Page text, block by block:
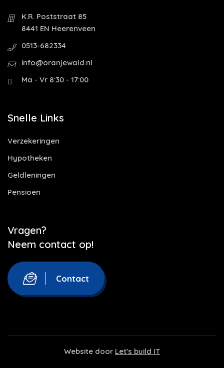
K.R. Poststraat 85
8441 EN Heerenveen
0513-682334
info@oranjewald.nl
Ma - Vr 8:30 - 17:00
Snelle Links
Verzekeringen
Hypotheken
Geldleningen
Pensioen
Vragen?
Neem contact op!
Contact
Website door Let's build IT